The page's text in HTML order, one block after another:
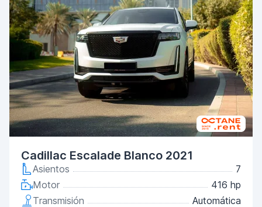
Cadillac Escalade Blanco 2021
Asientos
7
Motor
416 hp
Transmisión
Automática